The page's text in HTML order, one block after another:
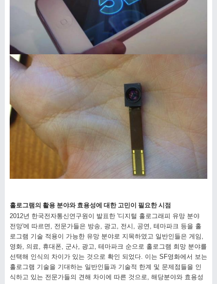
홀로그램의 활용 분야와 효용성에 대한 고민이 필요한 시점
2012년 한국전자통신연구원이 발표한 '디지털 홀로그래피 유망 분야
전망'에 따르면 , 전문가들은 방송, 광고, 전시 , 공연 , 테마파크 등을 홀
로그램 기술 적용이 가능한 유망 분야로 지목하였고 일반인들은 게임 ,
영화, 의료, 휴대폰, 군사, 광고, 테마파크 순으로 홀로그램 희망 분야를
선택해 인식의 차이가 있는 것으로 확인 되었다. 이는 SF영화에서 보는
홀로그램 기술을 기대하는 일반인들과 기술적 한계 및 문제점들을 인
식하고 있는 전문가들의 견해 차이에 따른 것으로, 해당분야와 효용성